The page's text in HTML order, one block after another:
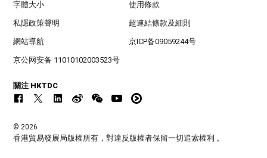
字體大小 使用條款
私隱政策聲明 超連結條款及細則
網站導航 京ICP备09059244号
京公网安备 11010102003523号
關注 HKTDC
© 2026
香港貿易發展局版權所有，對違反版權者保留一切追索權利 。